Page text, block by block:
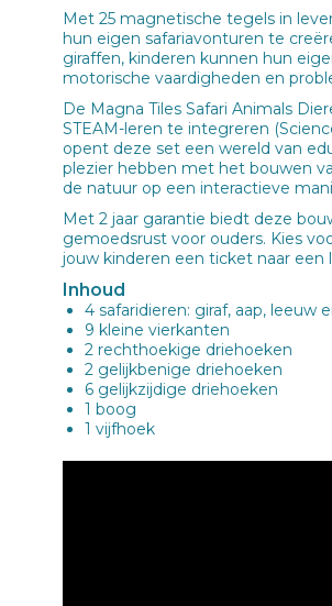
Met 25 magnetische tegels in
hun eigen safariavonturen te
giraffen, kinderen kunnen hun
motorische vaardigheden en
De Magna Tiles Safari Animals
STEAM-leren te integreren
opent deze set een wereld van
plezier hebben met het bouwen
de natuur op een interactieve
Met 2 jaar garantie biedt deze
gemoedsrust voor ouders. Kies
jouw kinderen een ticket naar een
Inhoud
4 safaridieren: giraf, aap, leeuw
9 kleine vierkanten
2 rechthoekige driehoeken
2 gelijkbenige driehoeken
6 gelijkzijdige driehoeken
1 boog
1 vijfhoek